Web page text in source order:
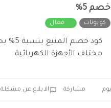
خصم 5%
كوبونات فعال
مختلف الأجهزة الكهربائية
مشاركة الابلاغ عن مشكلة